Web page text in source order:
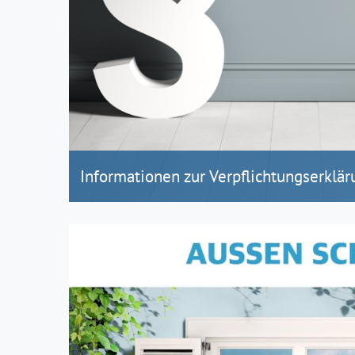
Informationen zur